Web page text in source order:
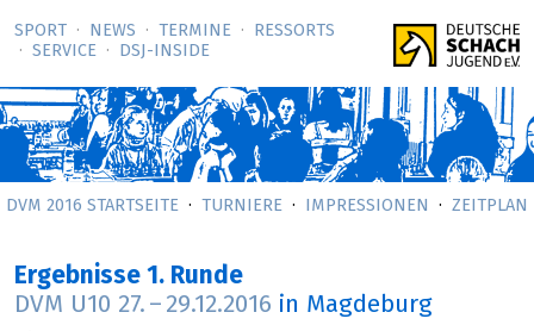
SPORT NEWS TERMINE
RESSORTS
SERVICE
DSJ-­INSIDE
DVM 2016 STARTSEITE TURNIERE IMPRESSIONEN ZEITPLAN
Ergebnisse 1. Runde
DVM U10 27. – 29.12.2016 in Magdeburg